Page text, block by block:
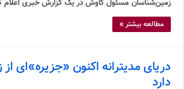
زمین‌شناسان مسئول کاوش در یک گزارش خبری اعلام
مطالعه بیشتر »
دریای مدیترانه اکنون «جزیره»ای از
دارد